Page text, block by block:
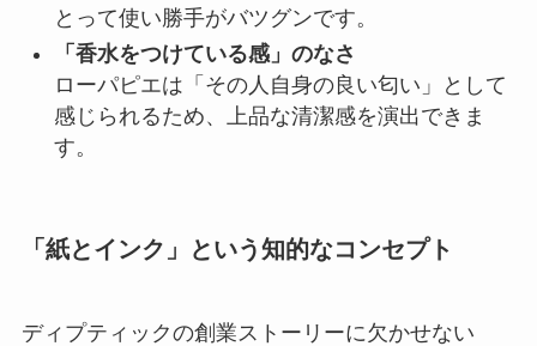
とって使い勝手がバツグンです。
「香水をつけている感」のなさ
ローパピエは「その人自身の良い匂い」として
感じられるため、上品な清潔感を演出できま
す。
「紙とインク」という知的なコンセプト
ディプティックの創業ストーリーに欠かせない